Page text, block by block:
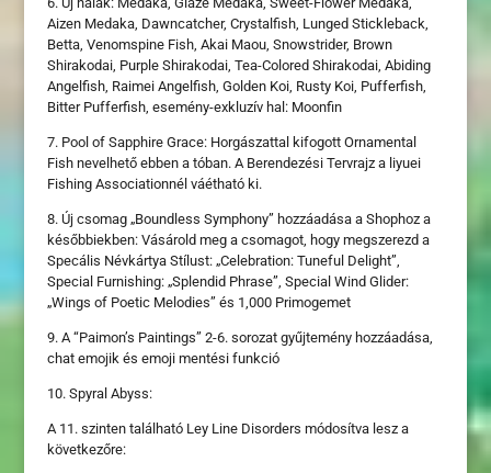
Aizen Medaka, Dawncatcher, Crystalfish, Lunged Stickleback,
Betta, Venomspine Fish, Akai Maou, Snowstrider, Brown
Shirakodai, Purple Shirakodai, Tea-Colored Shirakodai, Abiding
Angelfish, Raimei Angelfish, Golden Koi, Rusty Koi, Pufferfish,
Bitter Pufferfish, esemény-exkluzív hal: Moonfin
7. Pool of Sapphire Grace: Horgászattal kifogott Ornamental
Fish nevelhető ebben a tóban. A Berendezési Tervrajz a liyuei
Fishing Associationnél váétható ki.
8. Új csomag „Boundless Symphony” hozzáadása a Shophoz a
későbbiekben: Vásárold meg a csomagot, hogy megszerezd a
Specális Névkártya Stílust: „Celebration: Tuneful Delight”,
Special Furnishing: „Splendid Phrase”, Special Wind Glider:
„Wings of Poetic Melodies” és 1,000 Primogemet
9. A “Paimon’s Paintings” 2-6. sorozat gyűjtemény hozzáadása,
chat emojik és emoji mentési funkció
10. Spyral Abyss:
A 11. szinten található Ley Line Disorders módosítva lesz a
következőre: